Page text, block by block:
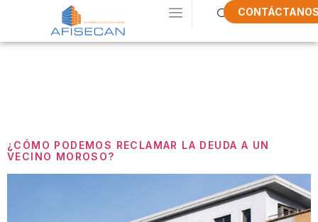
¿CÓMO PODEMOS RECLAMAR LA DEUDA A UN
VECINO MOROSO?